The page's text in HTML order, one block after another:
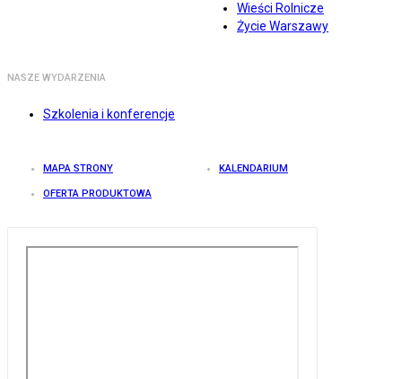
Wieści Rolnicze
Życie Warszawy
NASZE WYDARZENIA
Szkolenia i konferencje
MAPA STRONY KALENDARIUM
OFERTA PRODUKTOWA